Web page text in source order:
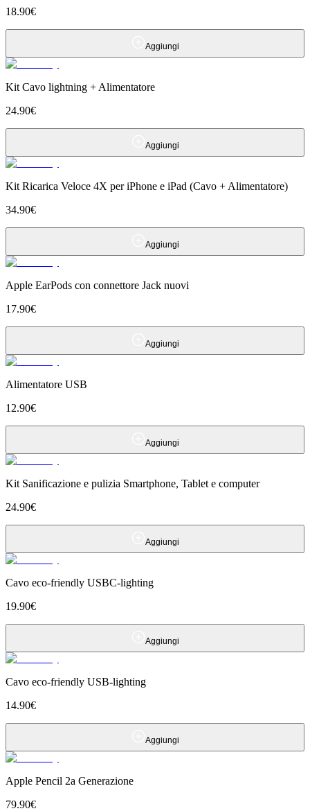
18.90€
Aggiungi
Kit Cavo lightning + Alimentatore
24.90€
Aggiungi
Kit Ricarica Veloce 4X per iPhone e iPad (Cavo + Alimentatore)
34.90€
Aggiungi
Apple EarPods con connettore Jack nuovi
17.90€
Aggiungi
Alimentatore USB
12.90€
Aggiungi
Kit Sanificazione e pulizia Smartphone, Tablet e computer
24.90€
Aggiungi
Cavo eco-friendly USBC-lighting
19.90€
Aggiungi
Cavo eco-friendly USB-lighting
14.90€
Aggiungi
Apple Pencil 2a Generazione
79.90€